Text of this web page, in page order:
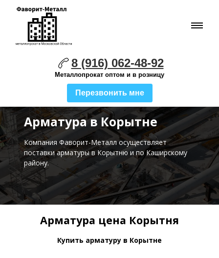
8 (916) 062-48-92
Металлопрокат оптом и в розницу
Перезвонить мне
Арматура в Корытне
Компания Фаворит-Металл осуществляет
поставкиарматуры в Корытню и по Каширскому
району.
Арматура цена Корытня
Купить арматуру в Корытне